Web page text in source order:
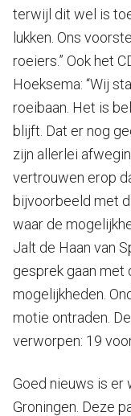
terwijl dit wel is
lukken. Ons
roeiers.” Ook het
Hoeksema: “Wij
roeibaan. Het is
blijft. Dat er nog
zijn allerlei
vertrouwen erop
bijvoorbeeld met
waar de
Jalt de Haan van
gesprek gaan met
mogelijkheden.
motie ontraden.
verworpen: 19
Goed nieuws is er
Groningen. Deze